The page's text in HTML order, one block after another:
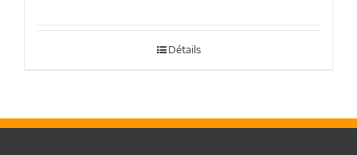
Détails